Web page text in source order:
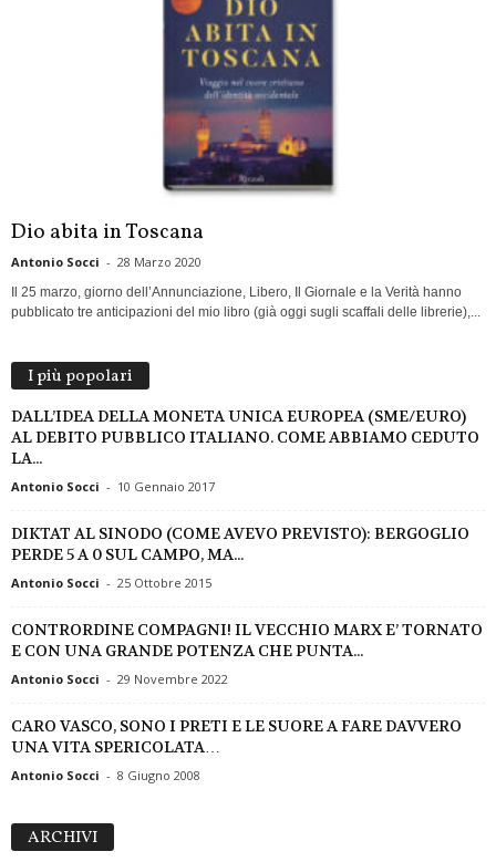
Dio abita in Toscana
Antonio Socci - 28 Marzo 2020
Il 25 marzo, giorno dell’Annunciazione, Libero, Il Giornale e la Verità hanno
pubblicato tre anticipazioni del mio libro (già oggi sugli scaffali delle librerie),...
I più popolari
DALL’IDEA DELLA MONETA UNICA EUROPEA (SME/EURO)
AL DEBITO PUBBLICO ITALIANO. COME ABBIAMO CEDUTO
LA...
Antonio Socci - 10 Gennaio 2017
DIKTAT AL SINODO (COME AVEVO PREVISTO): BERGOGLIO
PERDE 5 A 0 SUL CAMPO, MA...
Antonio Socci - 25 Ottobre 2015
CONTRORDINE COMPAGNI! IL VECCHIO MARX E’ TORNATO
E CON UNA GRANDE POTENZA CHE PUNTA...
Antonio Socci - 29 Novembre 2022
CARO VASCO, SONO I PRETI E LE SUORE A FARE DAVVERO
UNA VITA SPERICOLATA…
Antonio Socci - 8 Giugno 2008
ARCHIVI